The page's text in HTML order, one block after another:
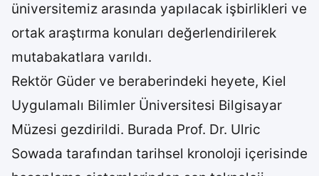
üniversitemiz arasında yapılacak işbirlikleri ve
ortak araştırma konuları değerlendirilerek
mutabakatlara varıldı.
Rektör Güder ve beraberindeki heyete, Kiel
Uygulamalı Bilimler Üniversitesi Bilgisayar
Müzesi gezdirildi. Burada Prof. Dr. Ulric
Sowada tarafından tarihsel kronoloji içerisinde